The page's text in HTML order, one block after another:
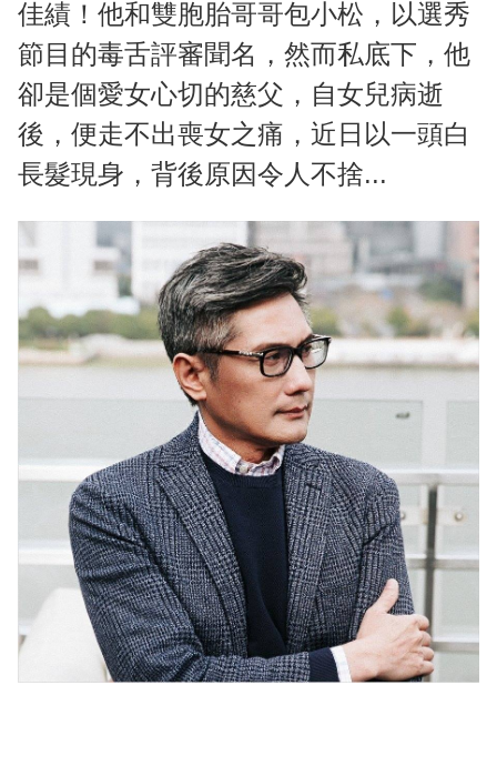
佳績！他和雙胞胎哥哥包小松，以選秀
節目的毒舌評審聞名，然而私底下，他
卻是個愛女心切的慈父，自女兒病逝
後，便走不出喪女之痛，近日以一頭白
長髮現身，背後原因令人不捨...